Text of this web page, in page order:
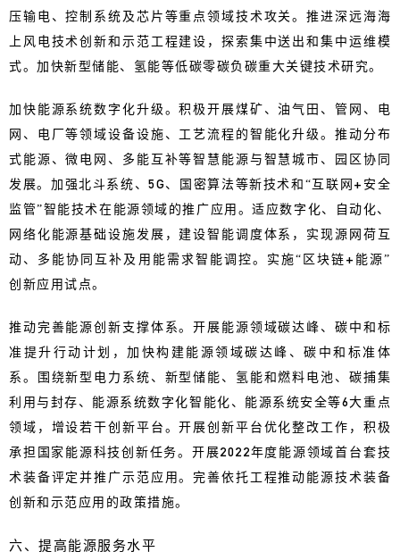
压输电、控制系统及芯片等重点领域技术攻关。推进深远海海
上风电技术创新和示范工程建设，探索集中送出和集中运维模
式。加快新型储能、氢能等低碳零碳负碳重大关键技术研究。
加快能源系统数字化升级。积极开展煤矿、油气田、管网、电
网、电厂等领域设备设施、工艺流程的智能化升级。推动分布
式能源、微电网、多能互补等智慧能源与智慧城市、园区协同
发展。加强北斗系统、5G、国密算法等新技术和“互联网+安全
监管”智能技术在能源领域的推广应用。适应数字化、自动化、
网络化能源基础设施发展，建设智能调度体系，实现源网荷互
动、多能协同互补及用能需求智能调控。实施“区块链+能源”
创新应用试点。
推动完善能源创新支撑体系。开展能源领域碳达峰、碳中和标
准提升行动计划，加快构建能源领域碳达峰、碳中和标准体
系。围绕新型电力系统、新型储能、氢能和燃料电池、碳捕集
利用与封存、能源系统数字化智能化、能源系统安全等6大重点
领域，增设若干创新平台。开展创新平台优化整改工作，积极
承担国家能源科技创新任务。开展2022年度能源领域首台套技
术装备评定并推广示范应用。完善依托工程推动能源技术装备
创新和示范应用的政策措施。
六、提高能源服务水平